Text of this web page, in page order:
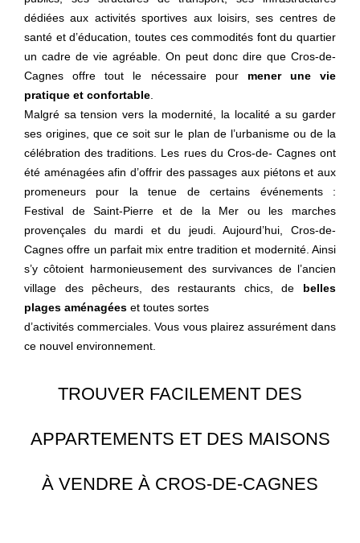
dédiées aux activités sportives aux loisirs, ses centres de
santé et d’éducation, toutes ces commodités font du quartier
un cadre de vie agréable. On peut donc dire que Cros-de-
Cagnes offre tout le nécessaire pour mener une vie
pratique et confortable
Malgré sa tension vers la modernité, la localité a su garder
ses origines, que ce soit sur le plan de l’urbanisme ou de la
célébration des traditions. Les rues du Cros-de- Cagnes ont
été aménagées afin d’offrir des passages aux piétons et aux
promeneurs pour la tenue de certains événements :
Festival de Saint-Pierre et de la Mer ou les marches
provençales du mardi et du jeudi. Aujourd’hui, Cros-de-
Cagnes offre un parfait mix entre tradition et modernité. Ainsi
s’y côtoient harmonieusement des survivances de l’ancien
village des pêcheurs, des restaurants chics, de belles
plages aménagées et toutes sortes
d’activités commerciales. Vous vous plairez assurément dans
ce nouvel environnement.
TROUVER FACILEMENT DES
APPARTEMENTS ET DES MAISONS
À VENDRE À CROS-DE-CAGNES